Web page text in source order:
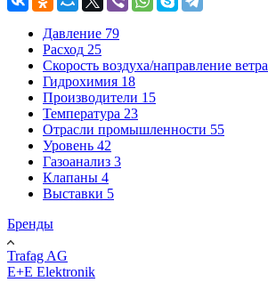
Давление 79
Расход 25
Скорость воздуха/направление ветра
Гидрохимия 18
Производители 15
Температура 23
Отрасли промышленности 55
Уровень 42
Газоанализ 3
Клапаны 4
Выставки 5
Бренды
Trafag AG
E+E Elektronik